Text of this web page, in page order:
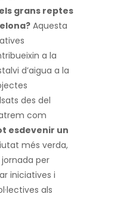
grans reptes
Aquesta
a la
d’aigua a la
des del
com
esdevenir un
més verda,
per
iniciatives i
als